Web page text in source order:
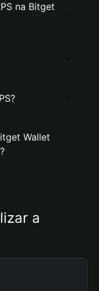
na Bitget
Wallet
a